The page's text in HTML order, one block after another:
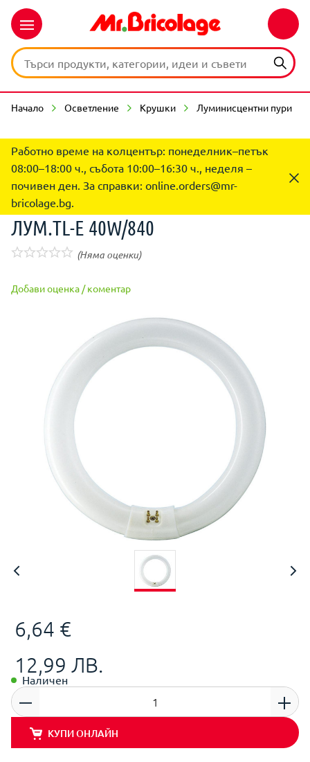
Начало Осветление Крушки Луминисцентни пури
Работно време на колцентър: понеделник–петък
08:00–18:00 ч., събота 10:00–16:30 ч., неделя –
почивен ден. За справки: online.orders@mr-
bricolage.bg.
ЛУМ.TL-E 40W/840
(Няма оценки)
Добави оценка / коментар
6,64 €
12,99 ЛВ.
Наличен
КУПИ ОНЛАЙН